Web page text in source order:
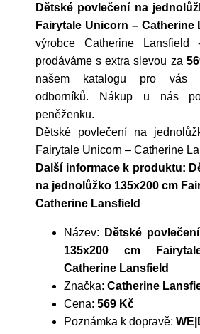
Dětské povlečení na
Fairytale Unicorn – Catherine
výrobce Catherine Lansfield
prodáváme s extra slevou za
našem katalogu pro vás
odborníků. Nákup u nás
peněženku.
Dětské povlečení na
Fairytale Unicorn – Catherine
Další informace k produktu:
na jednolůžko 135x200 cm
Catherine Lansfield
Název:
Dětské
135x200 cm
Catherine Lansfield
Značka: Catherine
Cena: 569 Kč
Poznámka k dopravě: